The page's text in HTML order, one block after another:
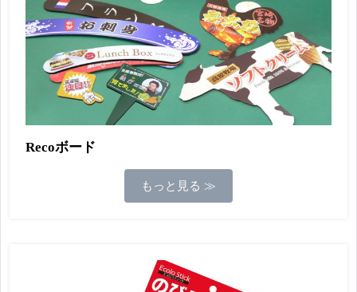
Recoボード
もっと見る ≫